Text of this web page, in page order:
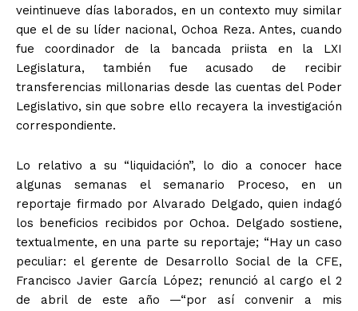
veintinueve días laborados, en un contexto muy similar
que el de su líder nacional, Ochoa Reza. Antes, cuando
fue coordinador de la bancada priista en la LXI
Legislatura, también fue acusado de recibir
transferencias millonarias desde las cuentas del Poder
Legislativo, sin que sobre ello recayera la investigación
correspondiente.
Lo relativo a su “liquidación”, lo dio a conocer hace
algunas semanas el semanario Proceso, en un
reportaje firmado por Alvarado Delgado, quien indagó
los beneficios recibidos por Ochoa. Delgado sostiene,
textualmente, en una parte su reportaje; “Hay un caso
peculiar: el gerente de Desarrollo Social de la CFE,
Francisco Javier García López; renunció al cargo el 2
de abril de este año —“por así convenir a mis